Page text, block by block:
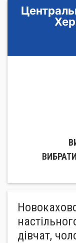
дівчат,